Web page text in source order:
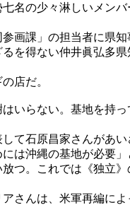
の少々淋しいメン
課」の担当者に県
を得ない仲井眞弘多
店だ。
らない。基地を持
石原昌家さんがあ
は沖縄の基地が必要
つ。これでは《独立
さんは、米軍再編に